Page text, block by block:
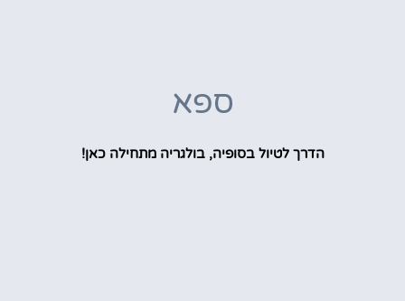
ספא
הדרך לטיול בסופיה, בולגריה מתחילה כאן!